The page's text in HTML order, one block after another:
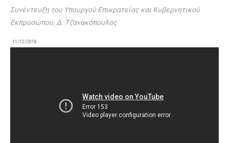
Συνέντευξη του Υπουργού Επικρατείας και Κυβερνητικού
Εκπροσώπου, Δ. Τζανακόπουλος
11/12/2018